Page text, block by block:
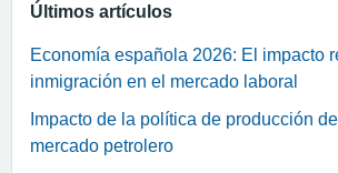
Últimos artículos
Economía española 2026: El impacto
inmigración en el mercado laboral
Impacto de la política de producción
mercado petrolero